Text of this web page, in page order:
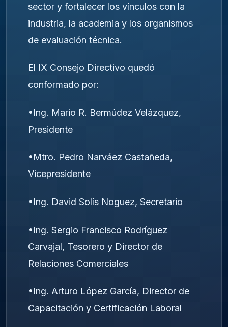
sector y fortalecer los vínculos con la
industria, la academia y los organismos
de evaluación técnica.
El IX Consejo Directivo quedó
conformado por:
•​Ing. Mario R. Bermúdez Velázquez,
Presidente
•​Mtro. Pedro Narváez Castañeda,
Vicepresidente
•​Ing. David Solís Noguez, Secretario
•​Ing. Sergio Francisco Rodríguez
Carvajal, Tesorero y Director de
Relaciones Comerciales
•​Ing. Arturo López García, Director de
Capacitación y Certificación Laboral